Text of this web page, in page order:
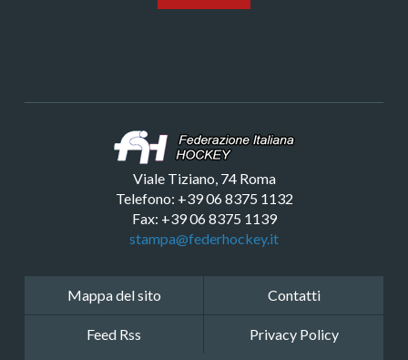
Viale Tiziano, 74 Roma
Telefono: +39 06 8375 1132
Fax: +39 06 8375 1139
stampa@federhockey.it
Mappa del sito Contatti
Feed Rss Privacy Policy